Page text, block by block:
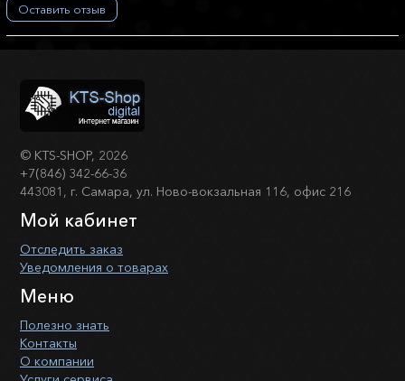
Оставить отзыв
© KTS-SHOP, 2026
+7(846) 342-66-36
443081, г. Самара, ул. Ново-вокзальная 116, офис 216
Мой кабинет
Отследить заказ
Уведомления о товарах
Меню
Полезно знать
Контакты
О компании